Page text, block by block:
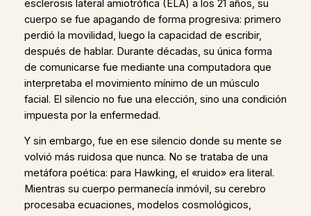
esclerosis lateral amiotrófica (ELA) a los 21 años, su
cuerpo se fue apagando de forma progresiva: primero
perdió la movilidad, luego la capacidad de escribir,
después de hablar. Durante décadas, su única forma
de comunicarse fue mediante una computadora que
interpretaba el movimiento mínimo de un músculo
facial. El silencio no fue una elección, sino una condición
impuesta por la enfermedad.
Y sin embargo, fue en ese silencio donde su mente se
volvió más ruidosa que nunca. No se trataba de una
metáfora poética: para Hawking, el «ruido» era literal.
Mientras su cuerpo permanecía inmóvil, su cerebro
procesaba ecuaciones, modelos cosmológicos,